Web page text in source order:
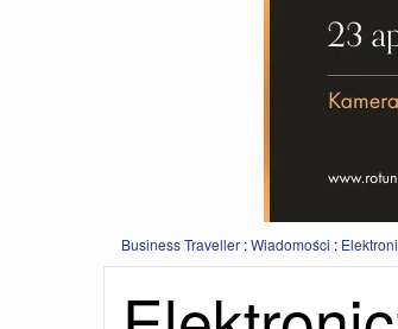
Business Traveller :Wiadomości :